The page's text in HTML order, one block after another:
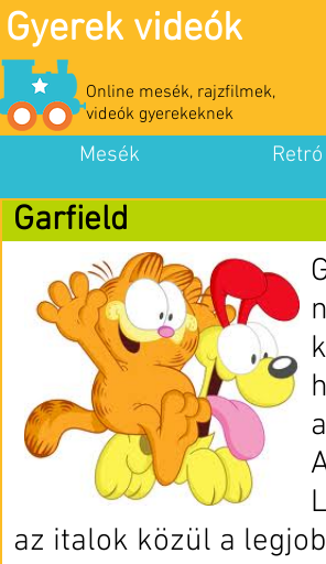
Gyerek videók
Online mesék, rajzfilmek,
videók gyerekeknek
Mesék
Garfield
az italok közül a